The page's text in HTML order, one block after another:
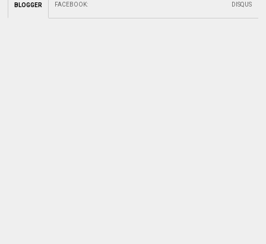
BLOGGER FACEBOOK: DISQUS